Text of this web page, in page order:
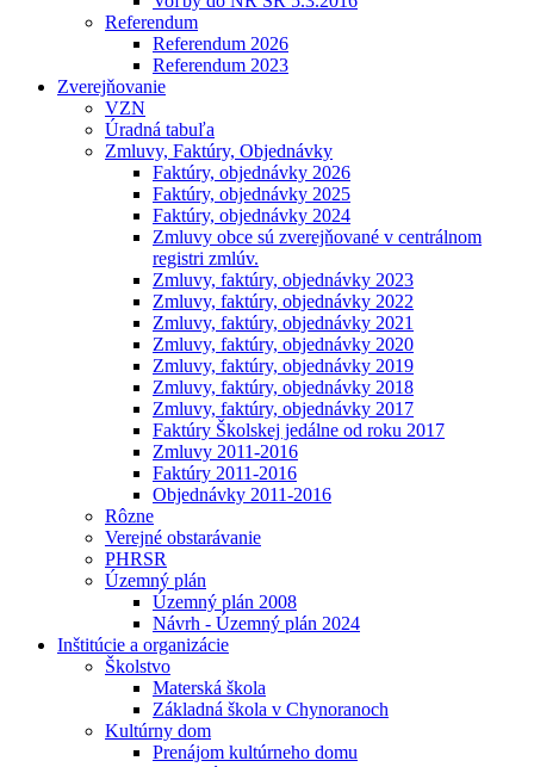
Referendum
Referendum 2026
Referendum 2023
Zverejňovanie
VZN
Úradná tabuľa
Zmluvy, Faktúry, Objednávky
Faktúry, objednávky 2026
Faktúry, objednávky 2025
Faktúry, objednávky 2024
Zmluvy obce sú zverejňované v centrálnom
registri zmlúv.
Zmluvy, faktúry, objednávky 2023
Zmluvy, faktúry, objednávky 2022
Zmluvy, faktúry, objednávky 2021
Zmluvy, faktúry, objednávky 2020
Zmluvy, faktúry, objednávky 2019
Zmluvy, faktúry, objednávky 2018
Zmluvy, faktúry, objednávky 2017
Faktúry Školskej jedálne od roku 2017
Zmluvy 2011-2016
Faktúry 2011-2016
Objednávky 2011-2016
Rôzne
Verejné obstarávanie
PHRSR
Územný plán
Územný plán 2008
Návrh - Územný plán 2024
Inštitúcie a organizácie
Školstvo
Materská škola
Základná škola v Chynoranoch
Kultúrny dom
Prenájom kultúrneho domu